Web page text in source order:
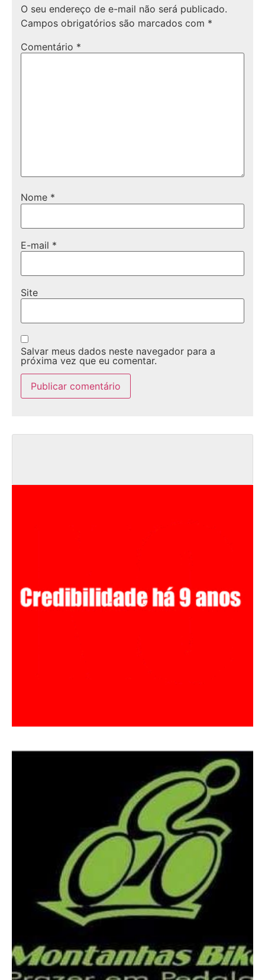
O seu endereço de e-mail não será publicado.
Campos obrigatórios são marcados com *
Comentário *
Nome *
E-mail *
Site
Salvar meus dados neste navegador para a
próxima vez que eu comentar.